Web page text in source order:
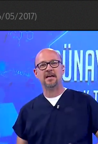
05/2017)